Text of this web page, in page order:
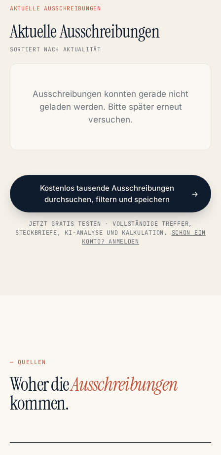
AKTUELLE AUSSCHREIBUNGEN
Aktuelle Ausschreibungen
SORTIERT NACH AKTUALITÄT
Ausschreibungen konnten gerade nicht
geladen werden. Bitte später erneut
versuchen.
Kostenlos tausende Ausschreibungen
durchsuchen, filtern und speichern
→
JETZT GRATIS TESTEN · VOLLSTÄNDIGE TREFFER,
STECKBRIEFE, KI-ANALYSE UND KALKULATION. SCHON EIN
KONTO? ANMELDEN
— QUELLEN
Woher dieAusschreibungen
kommen.